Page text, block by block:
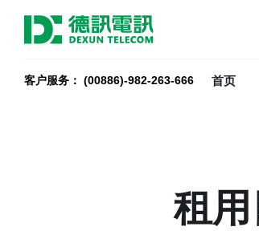
客户服务： (00886)-982-263-666 首页
租